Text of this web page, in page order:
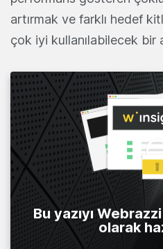
artırmak ve farklı hedef
çok iyi kullanılabilecek bir
Bu yazıyı
olarak